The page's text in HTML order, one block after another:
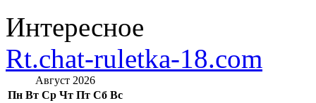
Интересное
Rt.chat-ruletka-18.com
Август 2026
Пн Вт Ср Чт Пт Сб Вс